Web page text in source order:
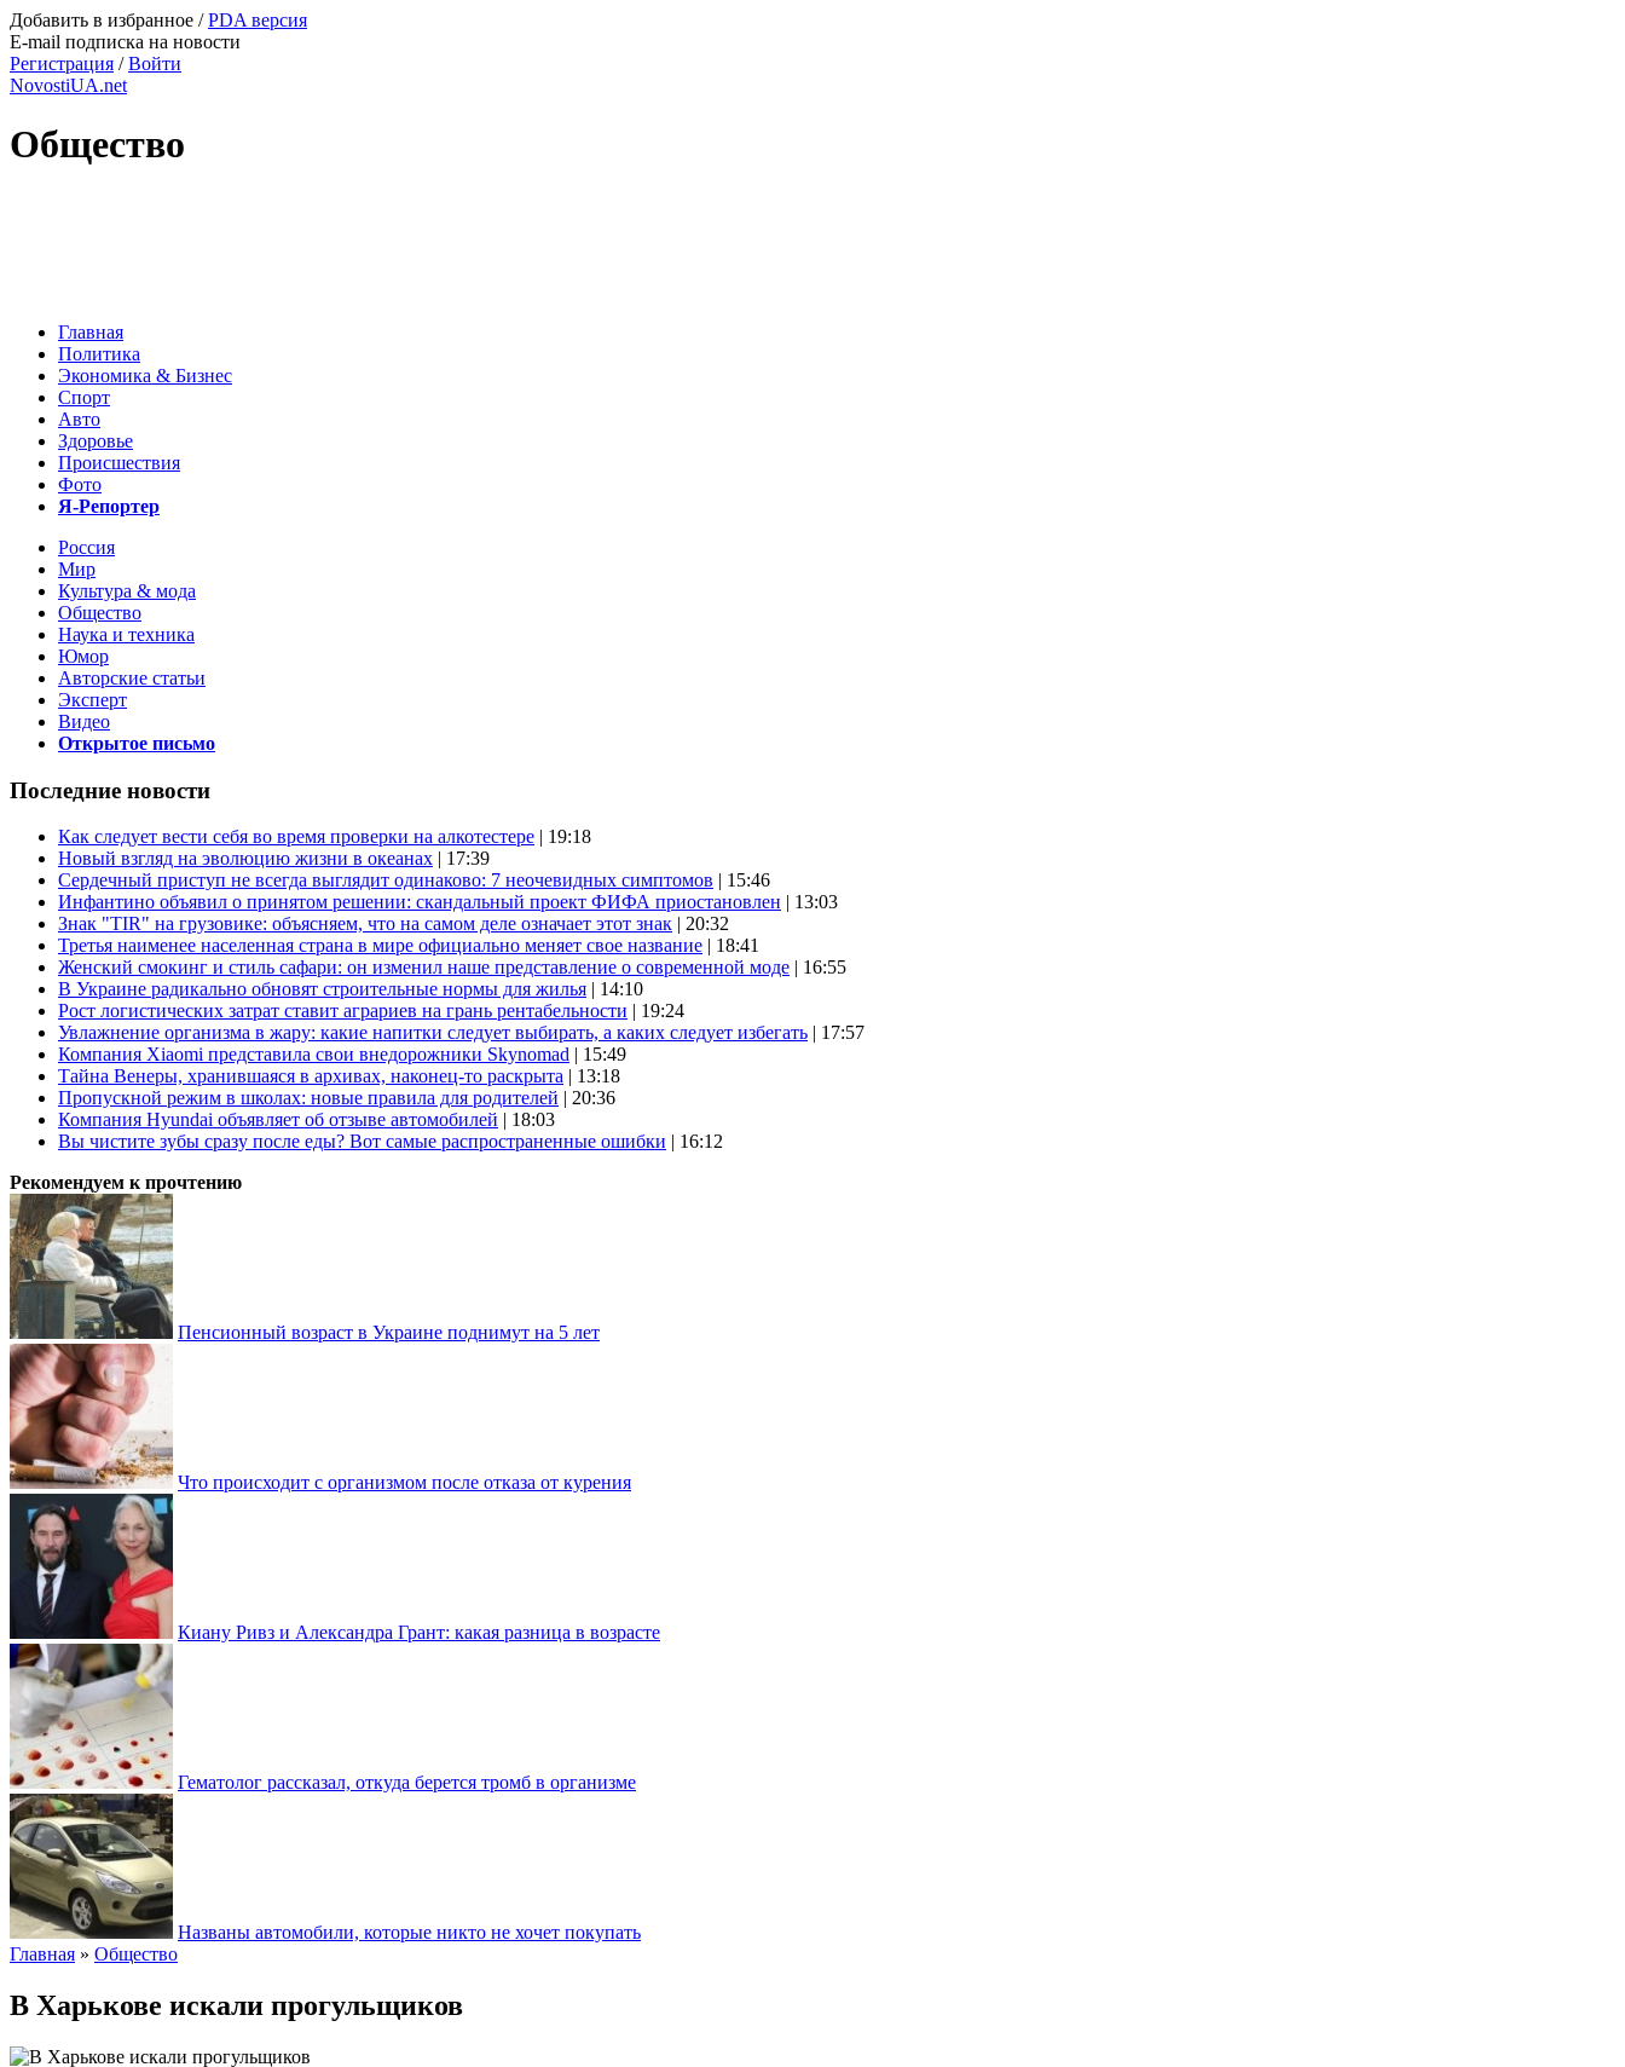
Добавить в избранное /PDA версия
E-mail подписка на новости
Регистрация /Войти
NovostiUA.net
Общество
Главная
Политика
Экономика & Бизнес
Спорт
Авто
Здоровье
Происшествия
Фото
Я-Репортер
Россия
Мир
Культура & мода
Общество
Наука и техника
Юмор
Авторские статьи
Эксперт
Видео
Открытое письмо
Последние новости
Как следует вести себя во время проверки на алкотестере | 19:18
Новый взгляд на эволюцию жизни в океанах | 17:39
Сердечный приступ не всегда выглядит одинаково: 7 неочевидных симптомов | 15:46
Инфантино объявил о принятом решении: скандальный проект ФИФА приостановлен | 13:03
Знак "TIR" на грузовике: объясняем, что на самом деле означает этот знак | 20:32
Третья наименее населенная страна в мире официально меняет свое название | 18:41
Женский смокинг и стиль сафари: он изменил наше представление о современной моде | 16:55
В Украине радикально обновят строительные нормы для жилья | 14:10
Рост логистических затрат ставит аграриев на грань рентабельности | 19:24
Увлажнение организма в жару: какие напитки следует выбирать, а каких следует избегать | 17:57
Компания Xiaomi представила свои внедорожники Skynomad | 15:49
Тайна Венеры, хранившаяся в архивах, наконец-то раскрыта | 13:18
Пропускной режим в школах: новые правила для родителей | 20:36
Компания Hyundai объявляет об отзыве автомобилей | 18:03
Вы чистите зубы сразу после еды? Вот самые распространенные ошибки | 16:12
Рекомендуем к прочтению
Пенсионный возраст в Украине поднимут на 5 лет
Что происходит с организмом после отказа от курения
Киану Ривз и Александра Грант: какая разница в возрасте
Гематолог рассказал, откуда берется тромб в организме
Названы автомобили, которые никто не хочет покупать
Главная » Общество
В Харькове искали прогульщиков